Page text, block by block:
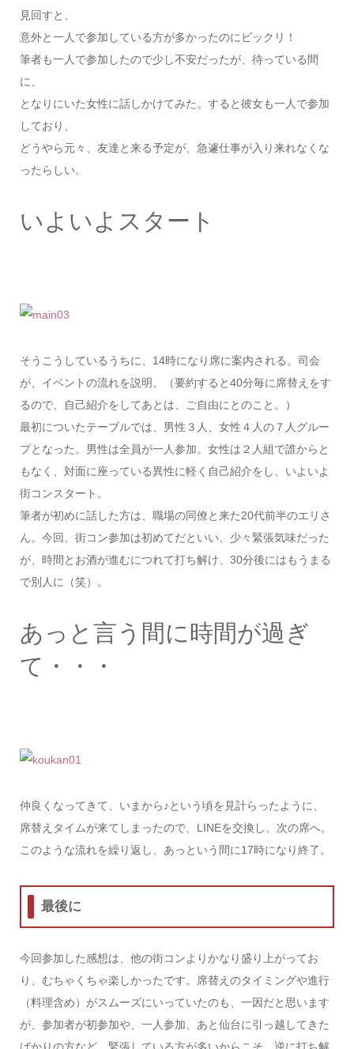
見回すと、
意外と一人で参加している方が多かったのにビックリ！
筆者も一人で参加したので少し不安だったが、待っている間
に、
となりにいた女性に話しかけてみた。すると彼女も一人で参加
しており、
どうやら元々、友達と来る予定が、急遽仕事が入り来れなくな
ったらしい。
いよいよスタート
そうこうしているうちに、14時になり席に案内される。司会
が、イベントの流れを説明。（要約すると40分毎に席替えをす
るので、自己紹介をしてあとは、ご自由にとのこと。）
最初についたテーブルでは、男性３人、女性４人の７人グルー
プとなった。男性は全員が一人参加。女性は２人組で誰からと
もなく、対面に座っている異性に軽く自己紹介をし、いよいよ
街コンスタート。
筆者が初めに話した方は、職場の同僚と来た20代前半のエリさ
ん。今回、街コン参加は初めてだといい、少々緊張気味だった
が、時間とお酒が進むにつれて打ち解け、30分後にはもうまる
で別人に（笑）。
あっと言う間に時間が過ぎ
て・・・
仲良くなってきて、いまから♪という頃を見計らったように、
席替えタイムが来てしまったので、LINEを交換し、次の席へ。
このような流れを繰り返し、あっという間に17時になり終了。
最後に
今回参加した感想は、他の街コンよりかなり盛り上がってお
り、むちゃくちゃ楽しかったです。席替えのタイミングや進行
（料理含め）がスムーズにいっていたのも、一因だと思います
が、参加者が初参加や、一人参加、あと仙台に引っ越してきた